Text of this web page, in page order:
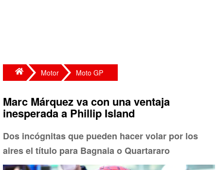
Motor Moto GP
Marc Márquez va con una ventaja
inesperada a Phillip Island
Dos incógnitas que pueden hacer volar por los
aires el título para Bagnaia o Quartararo